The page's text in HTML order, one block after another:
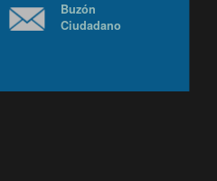
Buzón
Ciudadano